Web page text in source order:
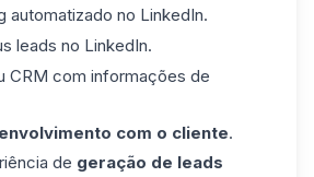
automatizado no LinkedIn.
leads no LinkedIn.
CRM com informações de
envolvimento com o cliente.
de geração de leads